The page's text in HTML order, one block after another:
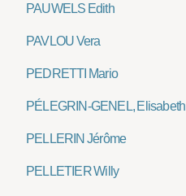
PAUWELS Edith
PAVLOU Vera
PEDRETTI Mario
PÉLEGRIN-GENEL, Elisabeth
PELLERIN Jérôme
PELLETIER Willy